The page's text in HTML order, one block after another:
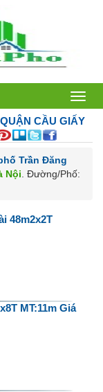
Bán
nhà
phố
CẦU GIẤY
Trần Đăng
Nội . Đường/Phố:
48m2x2T
MT:11m Giá